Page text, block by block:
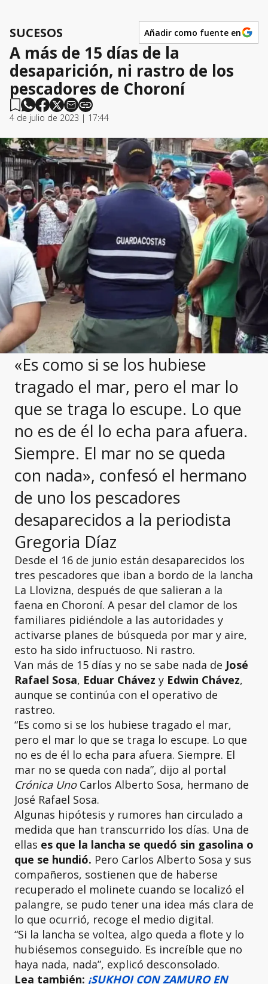
SUCESOS Añadir como fuente en
A más de 15 días de la
desaparición, ni rastro de los
pescadores de Choroní
4 de julio de 2023 | 17:44
«Es como si se los hubiese
tragado el mar, pero el mar lo
que se traga lo escupe. Lo que
no es de él lo echa para afuera.
Siempre. El mar no se queda
con nada», confesó el hermano
de uno los pescadores
desaparecidos a la periodista
Gregoria Díaz
Desde el 16 de junio están desaparecidos los
tres pescadores que iban a bordo de la lancha
La Llovizna, después de que salieran a la
faena en Choroní. A pesar del clamor de los
familiares pidiéndole a las autoridades y
activarse planes de búsqueda por mar y aire,
esto ha sido infructuoso. Ni rastro.
Van más de 15 días y no se sabe nada de José
Rafael Sosa, Eduar Chávez y Edwin Chávez,
aunque se continúa con el operativo de
rastreo.
“Es como si se los hubiese tragado el mar,
pero el mar lo que se traga lo escupe. Lo que
no es de él lo echa para afuera. Siempre. El
mar no se queda con nada”, dijo al portal
Crónica UnoCarlos Alberto Sosa, hermano de
José Rafael Sosa.
Algunas hipótesis y rumores han circulado a
medida que han transcurrido los días. Una de
ellas es que la lancha se quedó sin gasolina o
que se hundió. Pero Carlos Alberto Sosa y sus
compañeros, sostienen que de haberse
recuperado el molinete cuando se localizó el
palangre, se pudo tener una idea más clara de
lo que ocurrió, recoge el medio digital.
“Si la lancha se voltea, algo queda a flote y lo
hubiésemos conseguido. Es increíble que no
haya nada, nada”, explicó desconsolado.
Lea también: ¡SUKHOI CON ZAMURO EN